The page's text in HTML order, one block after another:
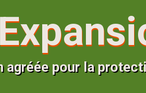
agréée pour la